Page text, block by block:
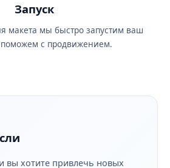
Запуск
макета мы быстро запустим ваш
с продвижением.
вы хотите привлечь новых